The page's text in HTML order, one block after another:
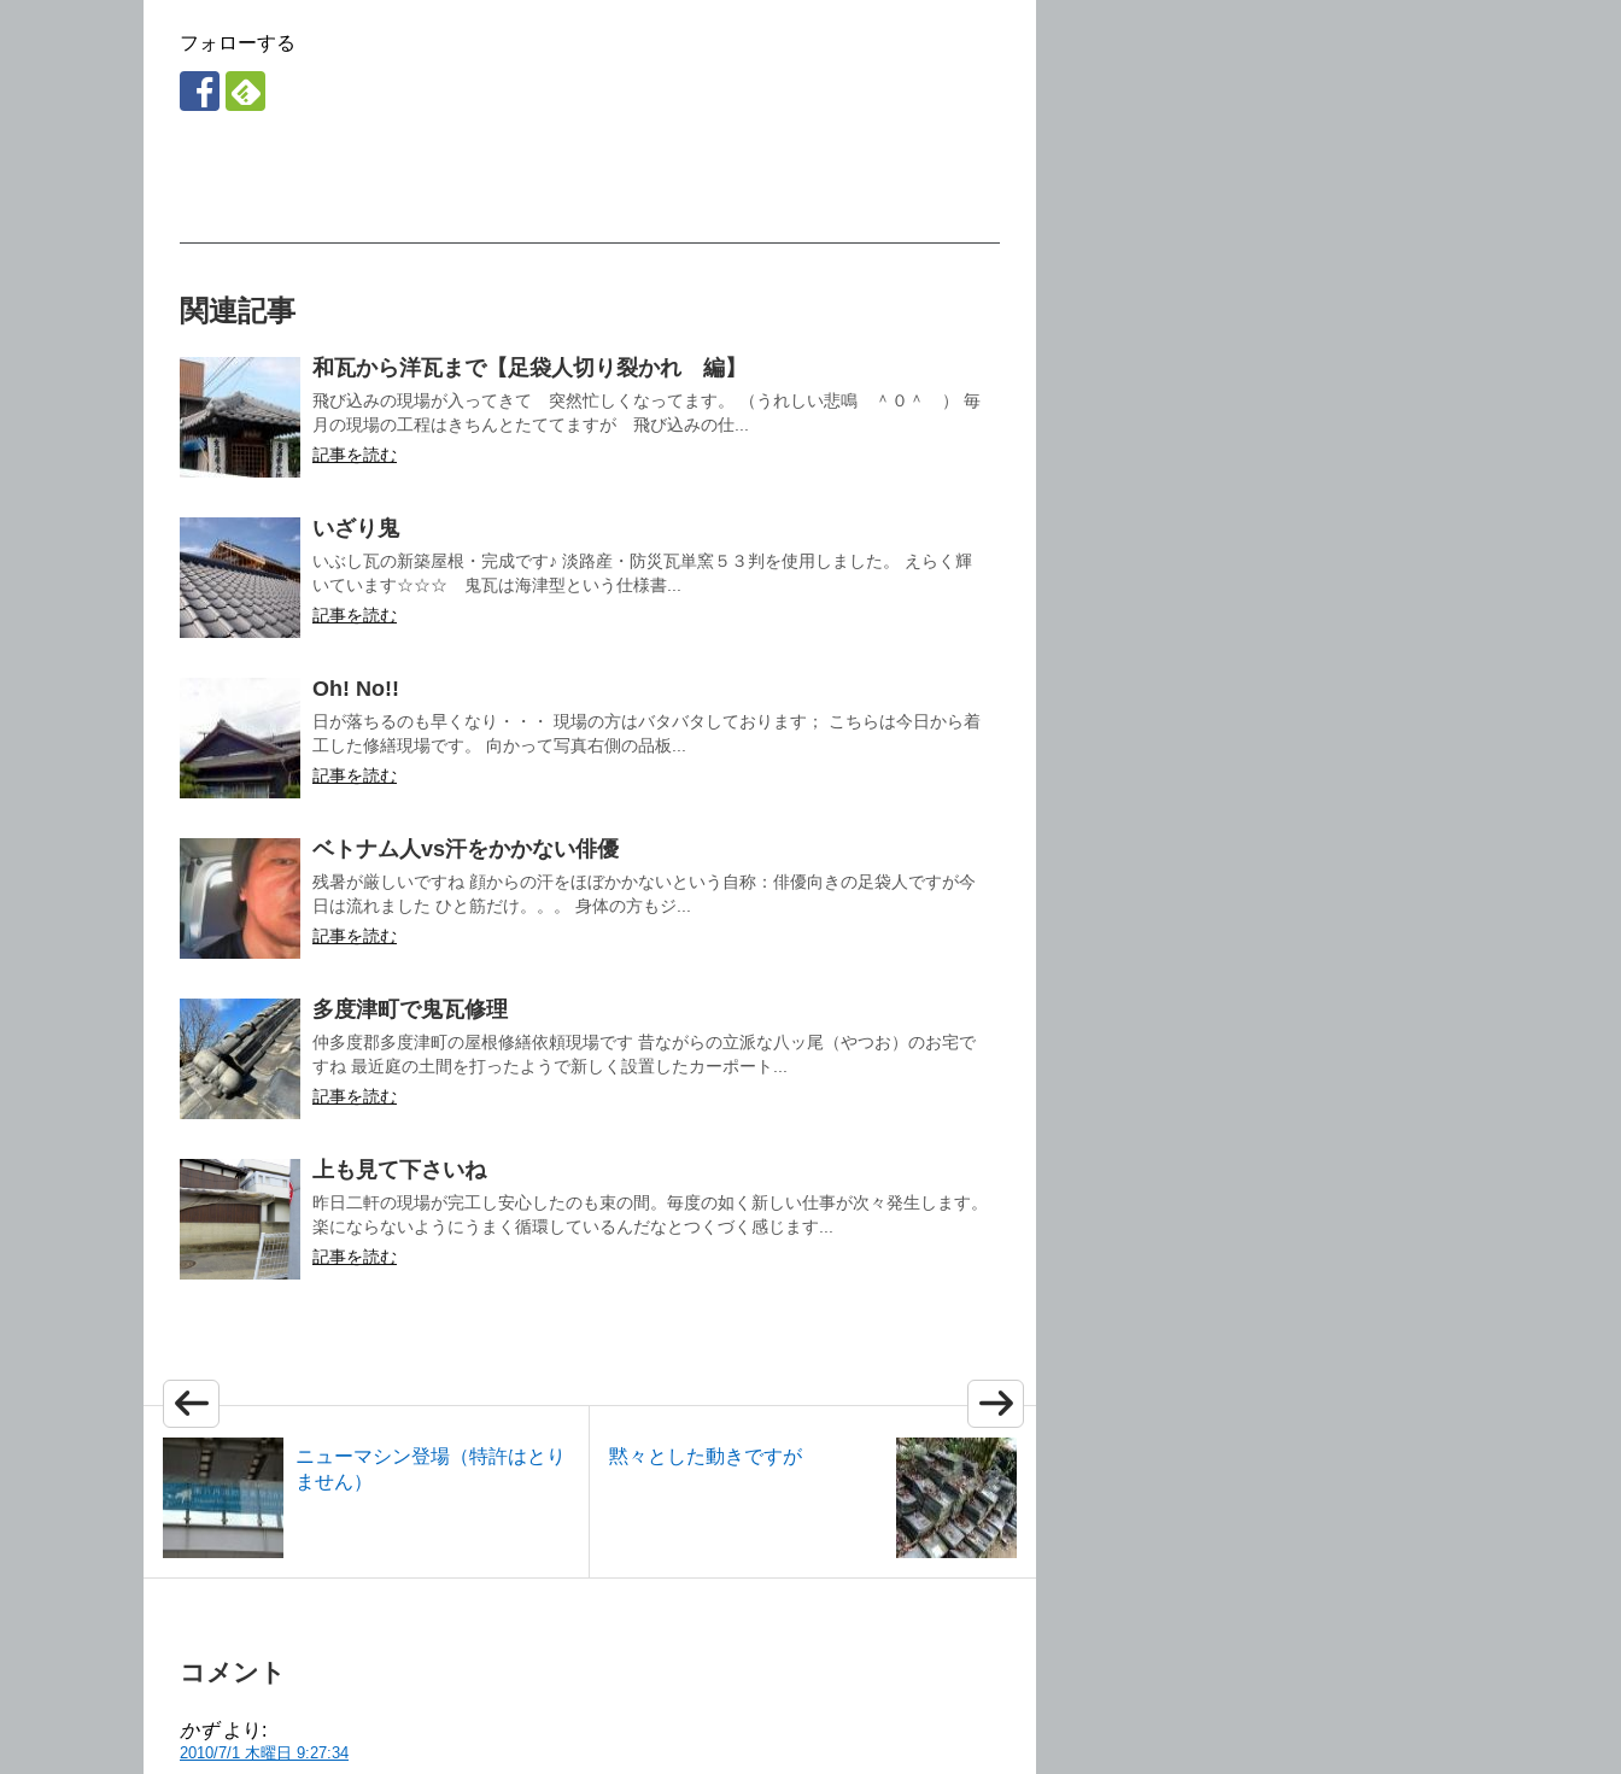
フォローする
関連記事
和瓦から洋瓦まで【足袋人切り裂かれ 編】
飛び込みの現場が入ってきて 突然忙しくなってます。 （うれしい悲鳴 ＾０＾ ） 毎
月の現場の工程はきちんとたててますが 飛び込みの仕...
記事を読む
いざり鬼
いぶし瓦の新築屋根・完成です♪ 淡路産・防災瓦単窯５３判を使用しました。 えらく輝
いています☆☆☆ 鬼瓦は海津型という仕様書...
記事を読む
Oh! No!!
日が落ちるのも早くなり・・・ 現場の方はバタバタしております； こちらは今日から着
工した修繕現場です。 向かって写真右側の品板...
記事を読む
ベトナム人vs汗をかかない俳優
残暑が厳しいですね 顔からの汗をほぼかかないという自称：俳優向きの足袋人ですが今
日は流れました ひと筋だけ。。。 身体の方もジ...
記事を読む
多度津町で鬼瓦修理
仲多度郡多度津町の屋根修繕依頼現場です 昔ながらの立派な八ッ尾（やつお）のお宅で
すね 最近庭の土間を打ったようで新しく設置したカーポート...
記事を読む
上も見て下さいね
昨日二軒の現場が完工し安心したのも束の間。毎度の如く新しい仕事が次々発生します。
楽にならないようにうまく循環しているんだなとつくづく感じます...
記事を読む
ニューマシン登場（特許はとり
ません）
黙々とした動きですが
コメント
かず より:
2010/7/1 木曜日 9:27:34